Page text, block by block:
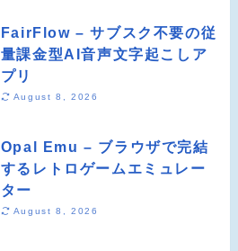
FairFlow – サブスク不要の従
量課金型AI音声文字起こしア
プリ
August 8, 2026
Opal Emu – ブラウザで完結
するレトロゲームエミュレー
ター
August 8, 2026